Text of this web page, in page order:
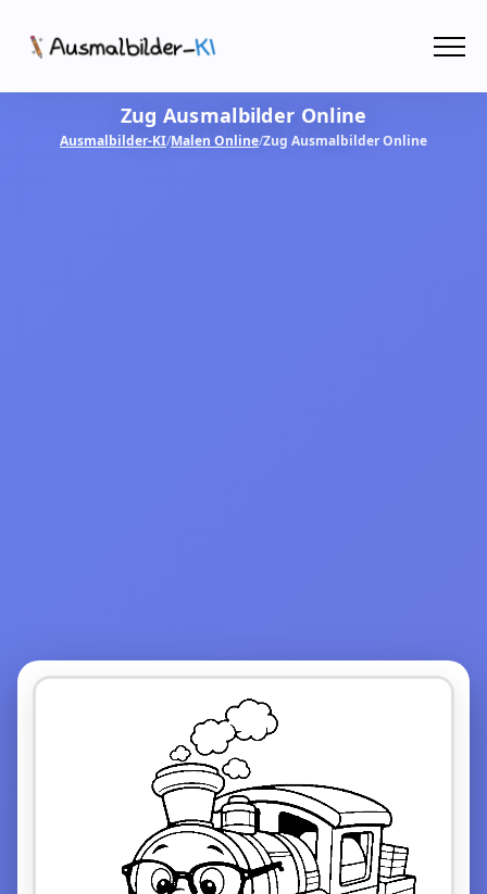
AusmalbilderZug Ausmalbilder Online
Ausmalbilder-KI/Malen Online/Zug Ausmalbilder Online